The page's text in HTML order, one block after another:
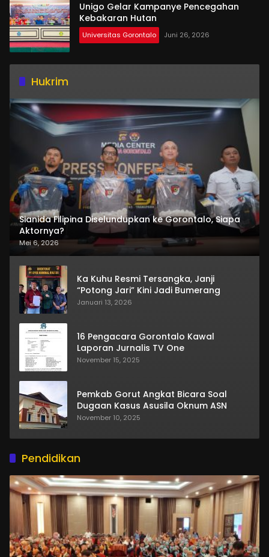
Unigo Gelar Kampanye Pencegahan
Kebakaran Hutan
Universitas Gorontalo Juni 26, 2026
Hukrim
Sianida Filipina Diselundupkan ke Gorontalo, Siapa
Aktornya?
Mei 6, 2026
Ka Kuhu Resmi Tersangka, Janji
“Potong Jari” Kini Jadi Bumerang
Januari 13, 2026
16 Pengacara Gorontalo Kawal
Laporan Jurnalis TV One
November 15, 2025
Pemkab Gorut Angkat Bicara Soal
Dugaan Kasus Asusila Oknum ASN
November 10, 2025
Pendidikan